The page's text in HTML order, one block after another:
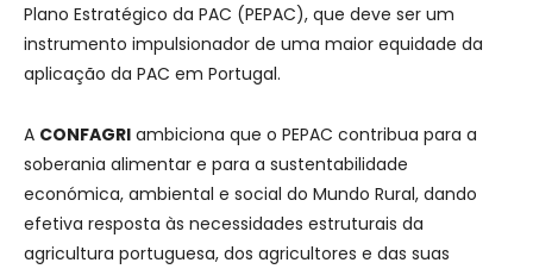
Plano Estratégico da PAC (PEPAC), que deve ser um
instrumento impulsionador de uma maior equidade da
aplicação da PAC em Portugal.
A CONFAGRI ambiciona que o PEPAC contribua para a
soberania alimentar e para a sustentabilidade
económica, ambiental e social do Mundo Rural, dando
efetiva resposta às necessidades estruturais da
agricultura portuguesa, dos agricultores e das suas